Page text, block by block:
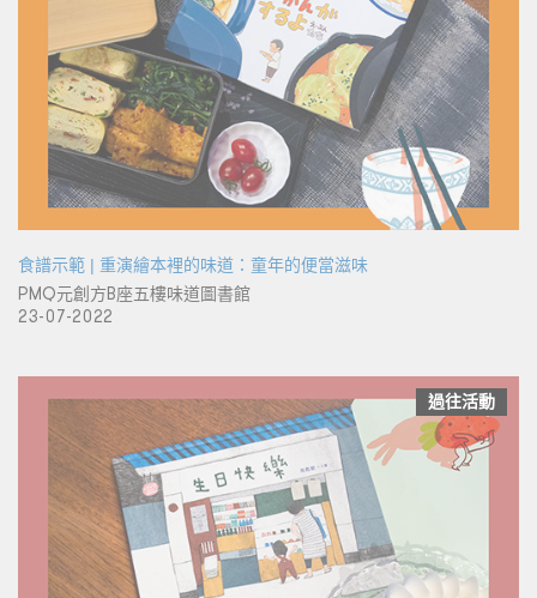
食譜示範 | 重演繪本裡的味道：童年的便當滋味
PMQ元創方B座五樓味道圖書館
23-07-2022
過往活動